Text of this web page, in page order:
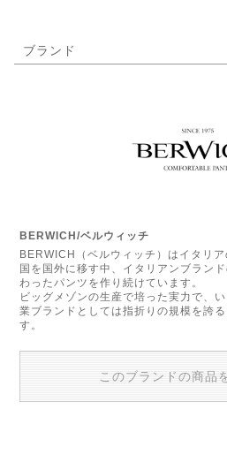
ブランド
BERWICH/ベルウィッチ
BERWICH（ベルウィッチ）はイタリ
国を国外に移す中、イタリアンブラン
わったパンツを作り続けています。
ビッグメゾンの生産で培った実力で、
業ブランドとしては指折りの規模を誇
す。
このブランドの商品